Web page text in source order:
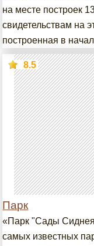
на месте построек
свидетельствам на
построенная в
Парк
8.5
«Парк "Сады
самых известных